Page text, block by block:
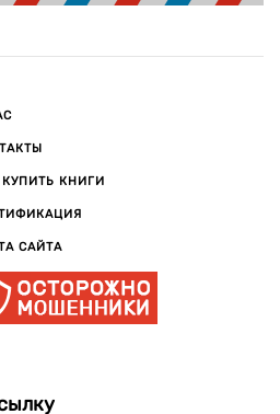
КУПИТЬ КНИГИ
САЙТА